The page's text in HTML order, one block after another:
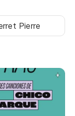
Pierre